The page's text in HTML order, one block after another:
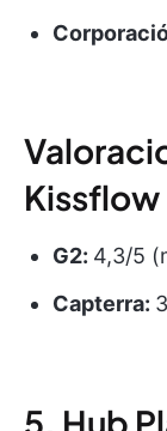
G2: 4,3/5
Capterra:
5. Hub